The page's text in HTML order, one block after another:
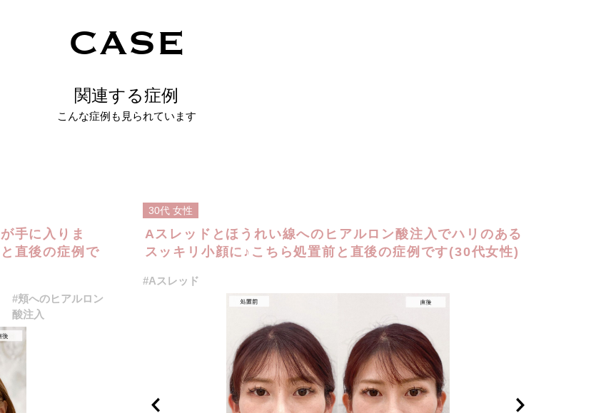
CASE
関連する症例
こんな症例も見られています
手に入りま
直後の症例で
#頬へのヒアルロン
酸注入
30代 女性
Aスレッドとほうれい線へのヒアルロン酸注入でハリのある
スッキリ小顔に♪こちら処置前と直後の症例です(30代女性)
#Aスレッド